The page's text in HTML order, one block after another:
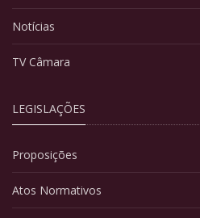
Notícias
TV Câmara
LEGISLAÇÕES
Proposições
Atos Normativos